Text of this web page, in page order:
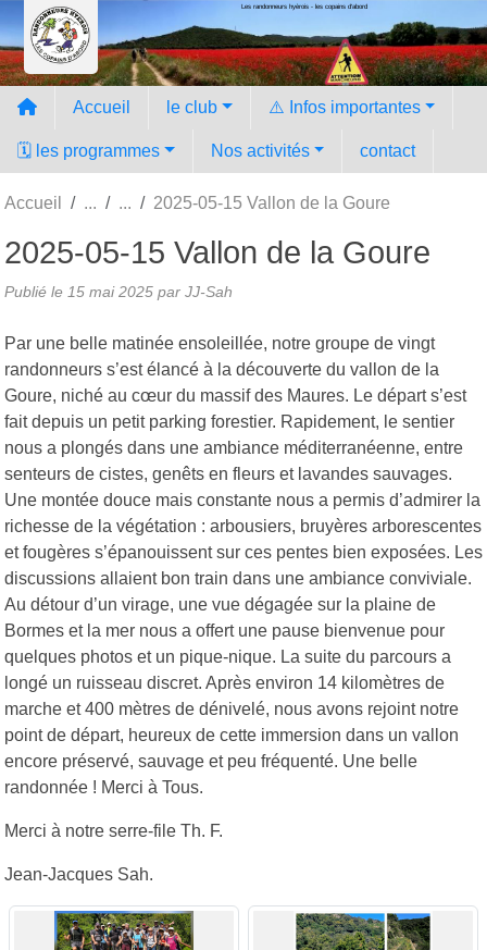
Les randonneurs hyèrois - les copains d'abord
Accueil le club ⚠️ Infos importantes
🗓️ les programmes Nos activités contact
Accueil 2025-05-15 Vallon de la Goure
2025-05-15 Vallon de la Goure
Publié le 15 mai 2025 par JJ-Sah
Par une belle matinée ensoleillée, notre groupe de vingt
randonneurs s’est élancé à la découverte du vallon de la
Goure, niché au cœur du massif des Maures. Le départ s’est
fait depuis un petit parking forestier. Rapidement, le sentier
nous a plongés dans une ambiance méditerranéenne, entre
senteurs de cistes, genêts en fleurs et lavandes sauvages.
Une montée douce mais constante nous a permis d’admirer la
richesse de la végétation : arbousiers, bruyères arborescentes
et fougères s’épanouissent sur ces pentes bien exposées. Les
discussions allaient bon train dans une ambiance conviviale.
Au détour d’un virage, une vue dégagée sur la plaine de
Bormes et la mer nous a offert une pause bienvenue pour
quelques photos et un pique-nique. La suite du parcours a
longé un ruisseau discret. Après environ 14 kilomètres de
marche et 400 mètres de dénivelé, nous avons rejoint notre
point de départ, heureux de cette immersion dans un vallon
encore préservé, sauvage et peu fréquenté. Une belle
randonnée ! Merci à Tous.
Merci à notre serre-file Th. F.
Jean-Jacques Sah.
Panneau de gestion des cookies